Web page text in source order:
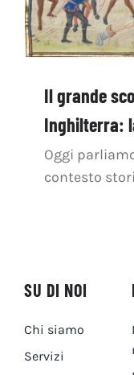
Il grande
Inghilterra:
Oggi
contesto
SU DI NOI
Chi siamo
Servizi